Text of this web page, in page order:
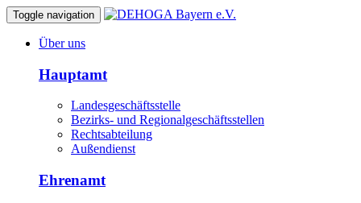
Toggle navigation
Über uns
Hauptamt
Landesgeschäftsstelle
Bezirks- und Regionalgeschäftsstellen
Rechtsabteilung
Außendienst
Ehrenamt